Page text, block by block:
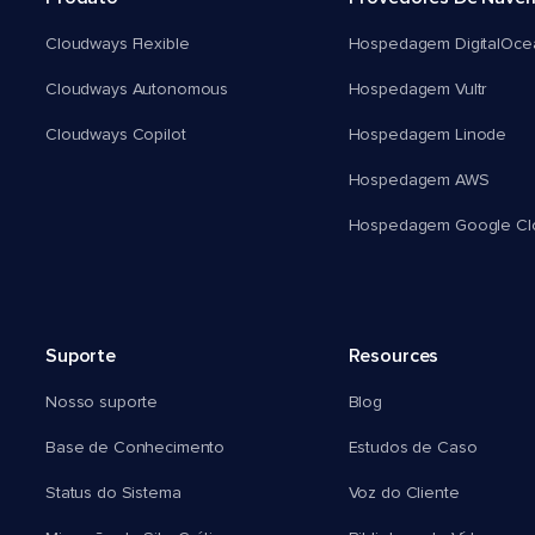
Cloudways Flexible
Cloudways Autonomous
Cloudways Copilot
Hospedagem
Hospedagem Vultr
Hospedagem Linode
Hospedagem AWS
Hospedagem Google
Suporte
Nosso suporte
Base de Conhecimento
Status do Sistema
Resources
Blog
Estudos de Caso
Voz do Cliente